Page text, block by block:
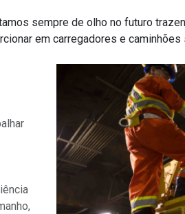
sempre de olho no futuro
em carregadores e caminhões